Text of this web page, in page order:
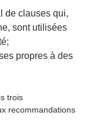
de clauses qui,
sont utilisées
propres à des
trois
recommandations